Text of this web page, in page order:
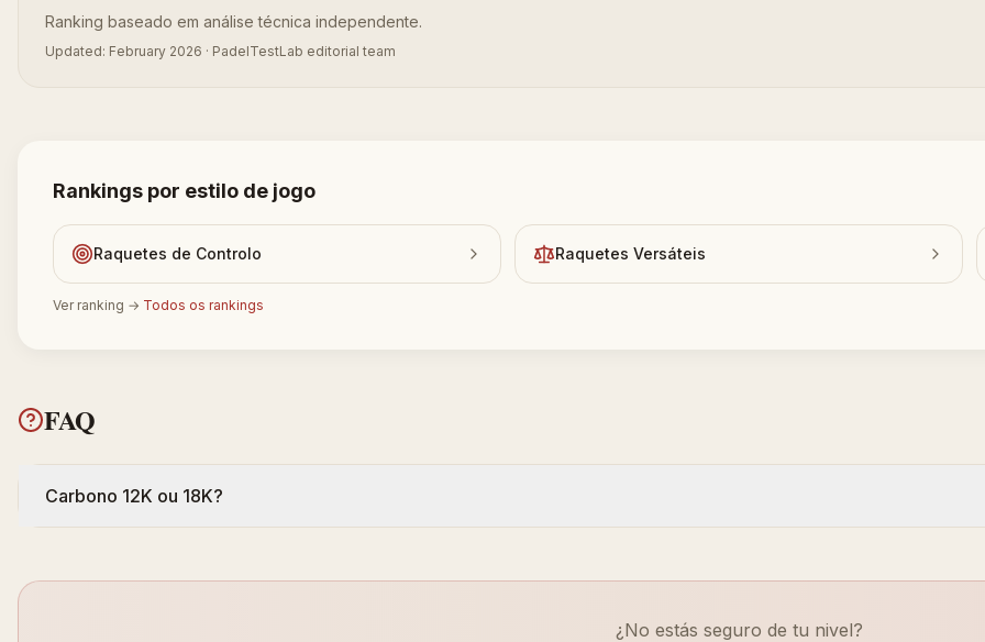
Ranking baseado em análise técnica independente.
Updated: February 2026 · PadelTestLab editorial team
Rankings por estilo de jogo
Raquetes de Controlo Raquetes Versáteis
Ver ranking → Todos os rankings
FAQ
Carbono 12K ou 18K?
¿No estás seguro de tu nivel?